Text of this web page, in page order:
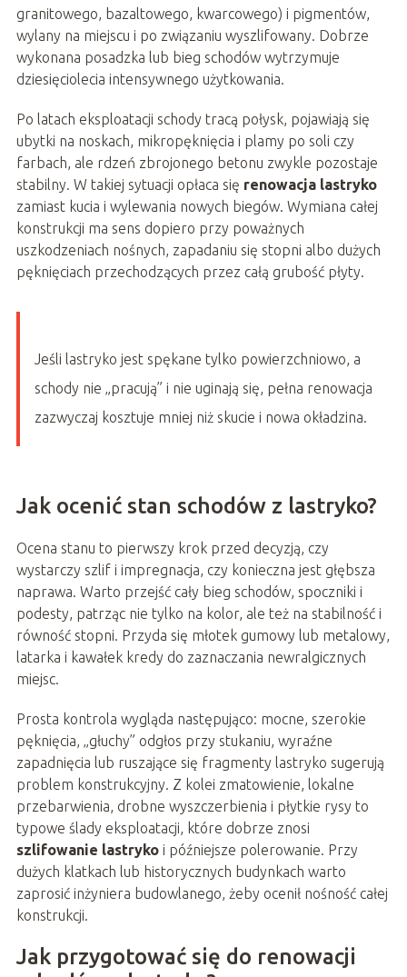
granitowego, bazaltowego, kwarcowego) i pigmentów,
wylany na miejscu i po związaniu wyszlifowany. Dobrze
wykonana posadzka lub bieg schodów wytrzymuje
dziesięciolecia intensywnego użytkowania.
Po latach eksploatacji schody tracą połysk, pojawiają się
ubytki na noskach, mikropęknięcia i plamy po soli czy
farbach, ale rdzeń zbrojonego betonu zwykle pozostaje
stabilny. W takiej sytuacji opłaca się renowacja lastryko
zamiast kucia i wylewania nowych biegów. Wymiana całej
konstrukcji ma sens dopiero przy poważnych
uszkodzeniach nośnych, zapadaniu się stopni albo dużych
pęknięciach przechodzących przez całą grubość płyty.
Jeśli lastryko jest spękane tylko powierzchniowo, a
schody nie „pracują” i nie uginają się, pełna renowacja
zazwyczaj kosztuje mniej niż skucie i nowa okładzina.
Jak ocenić stan schodów z lastryko?
Ocena stanu to pierwszy krok przed decyzją, czy
wystarczy szlif i impregnacja, czy konieczna jest głębsza
naprawa. Warto przejść cały bieg schodów, spoczniki i
podesty, patrząc nie tylko na kolor, ale też na stabilność i
równość stopni. Przyda się młotek gumowy lub metalowy,
latarka i kawałek kredy do zaznaczania newralgicznych
miejsc.
Prosta kontrola wygląda następująco: mocne, szerokie
pęknięcia, „głuchy” odgłos przy stukaniu, wyraźne
zapadnięcia lub ruszające się fragmenty lastryko sugerują
problem konstrukcyjny. Z kolei zmatowienie, lokalne
przebarwienia, drobne wyszczerbienia i płytkie rysy to
typowe ślady eksploatacji, które dobrze znosi
szlifowanie lastrykoi późniejsze polerowanie. Przy
dużych klatkach lub historycznych budynkach warto
zaprosić inżyniera budowlanego, żeby ocenił nośność całej
konstrukcji.
Jak przygotować się do renowacji